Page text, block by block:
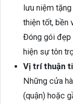
lưu niệm
thiện tốt, bền
Đóng gói đẹp
hiện sự tôn
Vị trí thuận
Những cửa
(quận) hoặc